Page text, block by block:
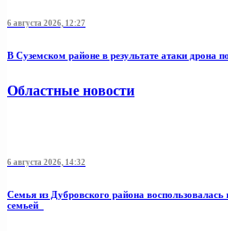
6 августа 2026, 12:27
В Суземском районе в результате атаки дрона
Областные новости
6 августа 2026, 14:32
Семья из Дубровского района
семьей